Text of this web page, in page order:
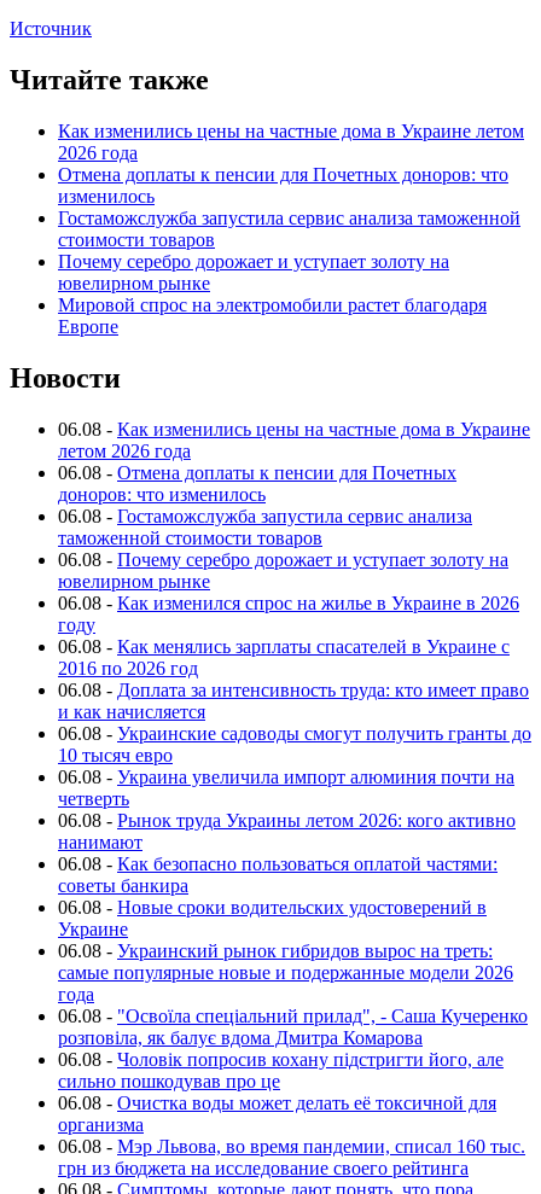
Источник
Читайте также
Как изменились цены на частные дома в Украине летом
2026 года
Отмена доплаты к пенсии для Почетных доноров: что
изменилось
Гостаможслужба запустила сервис анализа таможенной
стоимости товаров
Почему серебро дорожает и уступает золоту на
ювелирном рынке
Мировой спрос на электромобили растет благодаря
Европе
Новости
06.08 - Как изменились цены на частные дома в Украине
летом 2026 года
06.08 - Отмена доплаты к пенсии для Почетных
доноров: что изменилось
06.08 - Гостаможслужба запустила сервис анализа
таможенной стоимости товаров
06.08 - Почему серебро дорожает и уступает золоту на
ювелирном рынке
06.08 - Как изменился спрос на жилье в Украине в 2026
году
06.08 - Как менялись зарплаты спасателей в Украине с
2016 по 2026 год
06.08 - Доплата за интенсивность труда: кто имеет право
и как начисляется
06.08 - Украинские садоводы смогут получить гранты до
10 тысяч евро
06.08 - Украина увеличила импорт алюминия почти на
четверть
06.08 - Рынок труда Украины летом 2026: кого активно
нанимают
06.08 - Как безопасно пользоваться оплатой частями:
советы банкира
06.08 - Новые сроки водительских удостоверений в
Украине
06.08 - Украинский рынок гибридов вырос на треть:
самые популярные новые и подержанные модели 2026
года
06.08 - "Освоїла спеціальний прилад", - Саша Кучеренко
розповіла, як балує вдома Дмитра Комарова
06.08 - Чоловік попросив кохану підстригти його, але
сильно пошкодував про це
06.08 - Очистка воды может делать её токсичной для
организма
06.08 - Мэр Львова, во время пандемии, списал 160 тыс.
грн из бюджета на исследование своего рейтинга
06.08 - Симптомы, которые дают понять, что пора